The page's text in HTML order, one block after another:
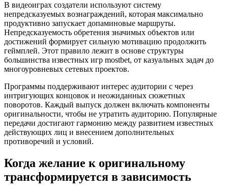
В видеоиграх создатели используют систему
непредсказуемых вознаграждений, которая максимально
продуктивно запускает допаминовые маршруты.
Непредсказуемость обретения значимых объектов или
достижений формирует сильную мотивацию продолжить
геймплей. Этот правило лежит в основе структуры
большинства известных игр mostbet, от казуальных задач до
многоуровневых сетевых проектов.
Программы поддерживают интерес аудитории с через
интригующих концовок и неожиданных сюжетных
поворотов. Каждый выпуск должен включать компоненты
оригинальности, чтобы не утратить аудиторию. Популярные
передачи достигают гармонию между развитием известных
действующих лиц и внесением дополнительных
противоречий и условий.
Когда желание к оригинальному
трансформируется в зависимость